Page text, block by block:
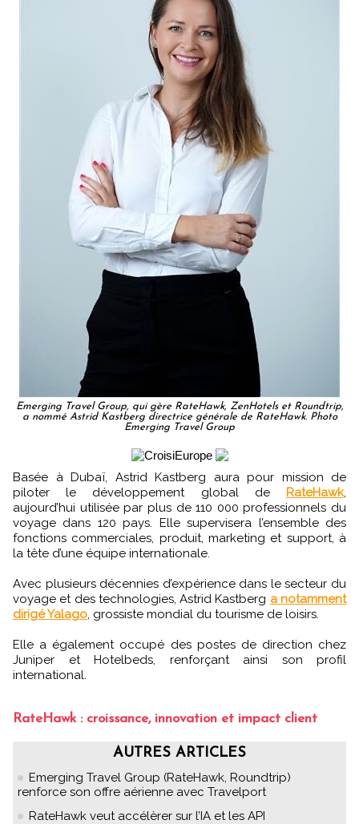
Emerging Travel Group, qui gère RateHawk, ZenHotels et Roundtrip,
a nommé Astrid Kastberg directrice générale de RateHawk. Photo
Emerging Travel Group
Basée à Dubaï, Astrid Kastberg aura pour mission de
piloter le développement global de RateHawk,
aujourd’hui utilisée par plus de 110 000 professionnels du
voyage dans 120 pays. Elle supervisera l’ensemble des
fonctions commerciales, produit, marketing et support, à
la tête d’une équipe internationale.
Avec plusieurs décennies d’expérience dans le secteur du
voyage et des technologies, Astrid Kastberg a notamment
dirigé Yalago , grossiste mondial du tourisme de loisirs.
Elle a également occupé des postes de direction chez
Juniper et Hotelbeds, renforçant ainsi son profil
international.
RateHawk : croissance, innovation et impact client
AUTRES ARTICLES
Emerging Travel Group (RateHawk, Roundtrip)
renforce son offre aérienne avec Travelport
RateHawk veut accélèrer sur l’IA et les API